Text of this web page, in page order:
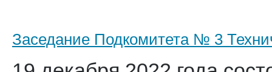
Заседание Подкомитета № 3